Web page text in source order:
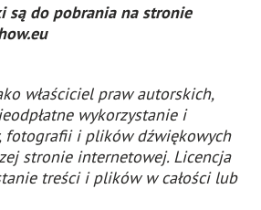
są do pobrania na stronie
właściciel praw autorskich,
wykorzystanie i
fotografii i plików dźwiękowych
stronie internetowej. Licencja
treści i plików w całości lub